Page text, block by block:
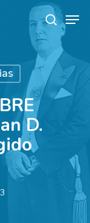
search
D.